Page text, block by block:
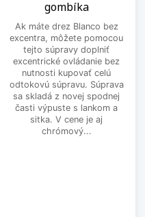
gombíka
Ak máte drez Blanco bez
excentra, môžete pomocou
tejto súpravy doplniť
excentrické ovládanie bez
nutnosti kupovať celú
odtokovú súpravu. Súprava
sa skladá z novej spodnej
časti výpuste s lankom a
sitka. V cene je aj
chrómový...